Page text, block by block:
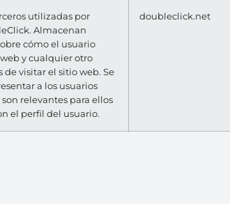
utilizadas por
Almacenan
cómo el usuario
y cualquier otro
de visitar el sitio web. Se
a los usuarios
relevantes para ellos
el perfil del usuario.
doubleclick.net